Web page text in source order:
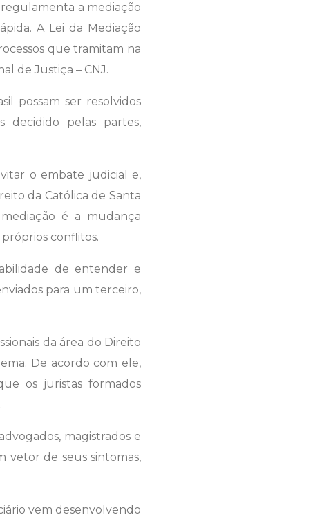
a mediação
A Lei da Mediação
que tramitam na
de Justiça – CNJ.
possam ser resolvidos
decidido pelas partes,
o embate judicial e,
da Católica de Santa
é a mudança
conflitos.
de entender e
para um terceiro,
da área do Direito
De acordo com ele,
os juristas formados
magistrados e
vetor de seus sintomas,
vem desenvolvendo